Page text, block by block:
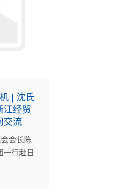
| 沈氏
江经贸
交流
会长陈
一行赴日